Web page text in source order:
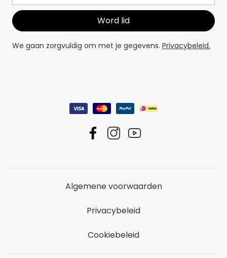
We gaan zorgvuldig om met je gegevens. Privacybeleid.
Algemene voorwaarden
Privacybeleid
Cookiebeleid